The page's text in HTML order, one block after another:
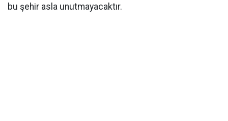
bu şehir asla unutmayacaktır.